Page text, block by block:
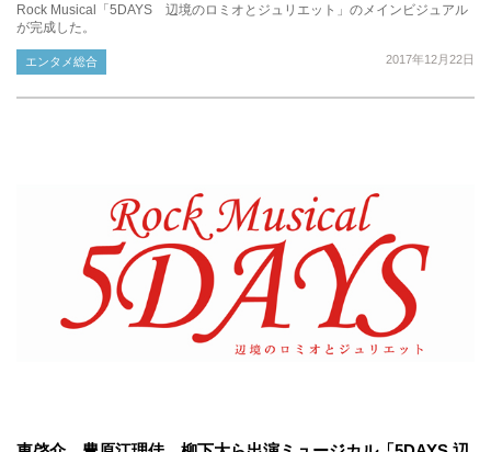
Rock Musical「5DAYS 辺境のロミオとジュリエット」のメインビジュアル
が完成した。
2017年12月22日
エンタメ総合